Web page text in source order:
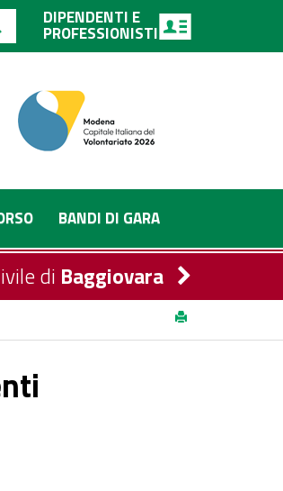
DIPENDENTI E
PROFESSIONISTI
BANDI DI GARA
di Baggiovara